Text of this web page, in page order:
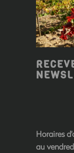
Horaires
au